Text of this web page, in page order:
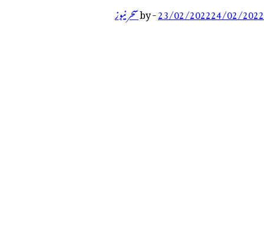
23/02/202224/02/2022
-
byسحر نیوز